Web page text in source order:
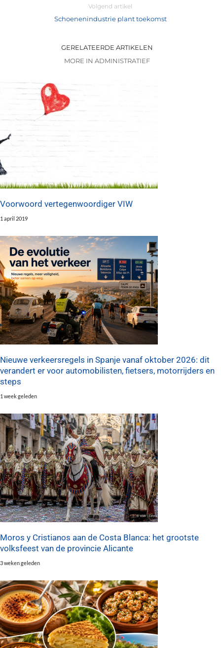
Volgend artikel
Schoenenindustrie plant toekomst
GERELATEERDE ARTIKELEN
MORE IN ADMINISTRATIEF
Voorwoord vertegenwoordiger VIW
1 april 2019
Nieuwe verkeersregels in Spanje vanaf oktober 2026: dit
verandert er voor automobilisten, fietsers, motorrijders en
steps
1 week geleden
Moros y Cristianos aan de Costa Blanca: het grootste
volksfeest van de provincie Alicante
3 weken geleden